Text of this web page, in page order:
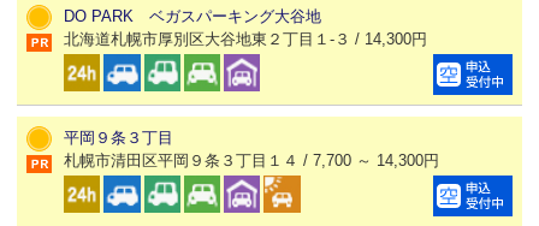
DO PARK ベガスパーキング大谷地
北海道札幌市厚別区大谷地東２丁目１-３ / 14,300円
平岡９条３丁目
札幌市清田区平岡９条３丁目１４ / 7,700 ～ 14,300円